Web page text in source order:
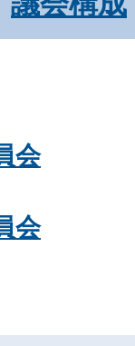
会
会